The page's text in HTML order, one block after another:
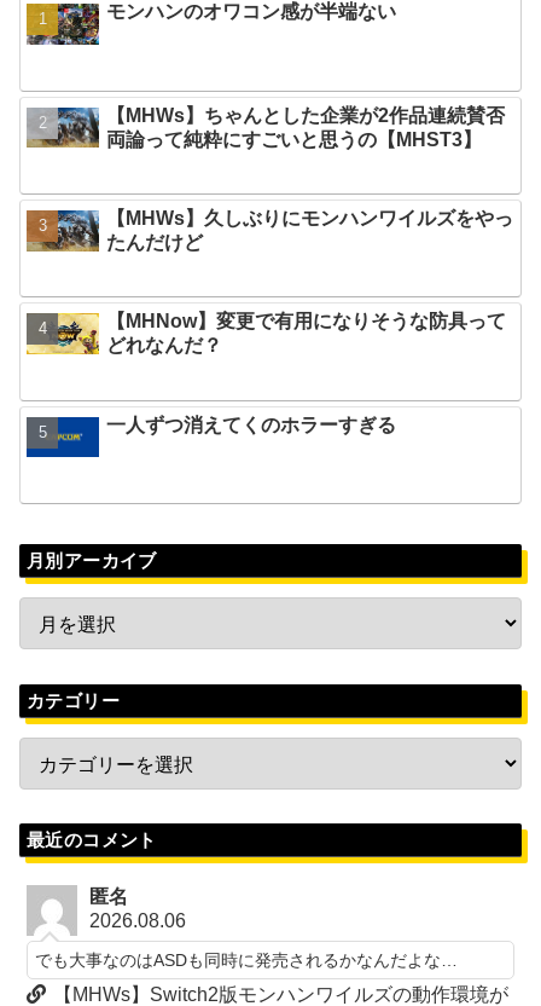
モンハンのオワコン感が半端ない
【MHWs】ちゃんとした企業が2作品連続賛否
両論って純粋にすごいと思うの【MHST3】
【MHWs】久しぶりにモンハンワイルズをやっ
たんだけど
【MHNow】変更で有用になりそうな防具って
どれなんだ？
一人ずつ消えてくのホラーすぎる
月別アーカイブ
カテゴリー
最近のコメント
匿名
2026.08.06
でも大事なのはASDも同時に発売されるかなんだよな…
【MHWs】Switch2版モンハンワイルズの動作環境が